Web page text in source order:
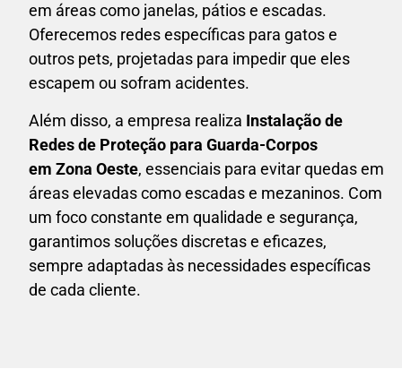
em áreas como janelas, pátios e escadas.
Oferecemos redes específicas para gatos e
outros pets, projetadas para impedir que eles
escapem ou sofram acidentes.
Além disso, a empresa realiza Instalação de
Redes de Proteção para Guarda-Corpos
em Zona Oeste, essenciais para evitar quedas em
áreas elevadas como escadas e mezaninos. Com
um foco constante em qualidade e segurança,
garantimos soluções discretas e eficazes,
sempre adaptadas às necessidades específicas
de cada cliente.